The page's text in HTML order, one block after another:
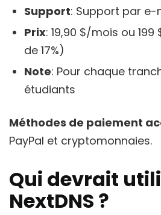
Support: Support par e-
Prix: 19,90 $/mois ou
de 17%)
Note: Pour chaque
étudiants
Méthodes de paiement
PayPal et cryptomonnaies.
Qui devrait
NextDNS ?